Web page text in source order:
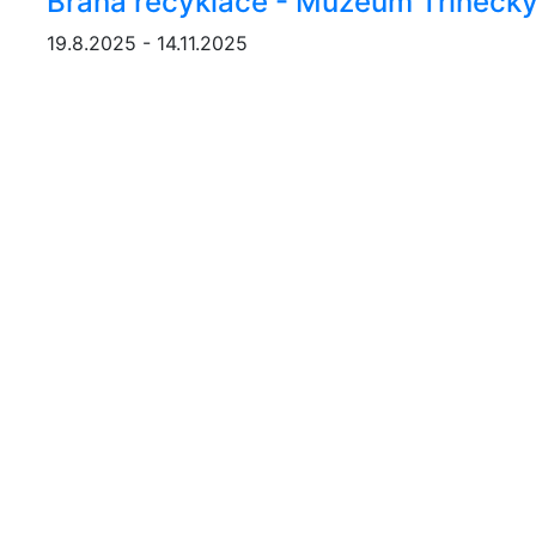
19.8.2025 - 14.11.2025